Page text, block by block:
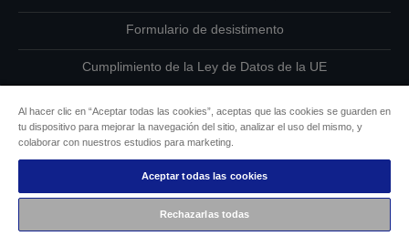
Formulario de desistimento
Cumplimiento de la Ley de Datos de la UE
Información sobre cookies
Compromiso de accesibilidad de Epson
Copyright © 2026 Seiko Epson
Al hacer clic en “Aceptar todas las cookies”, aceptas que las cookies se guarden en
tu dispositivo para mejorar la navegación del sitio, analizar el uso del mismo, y
colaborar con nuestros estudios para marketing.
Aceptar todas las cookies
Rechazarlas todas